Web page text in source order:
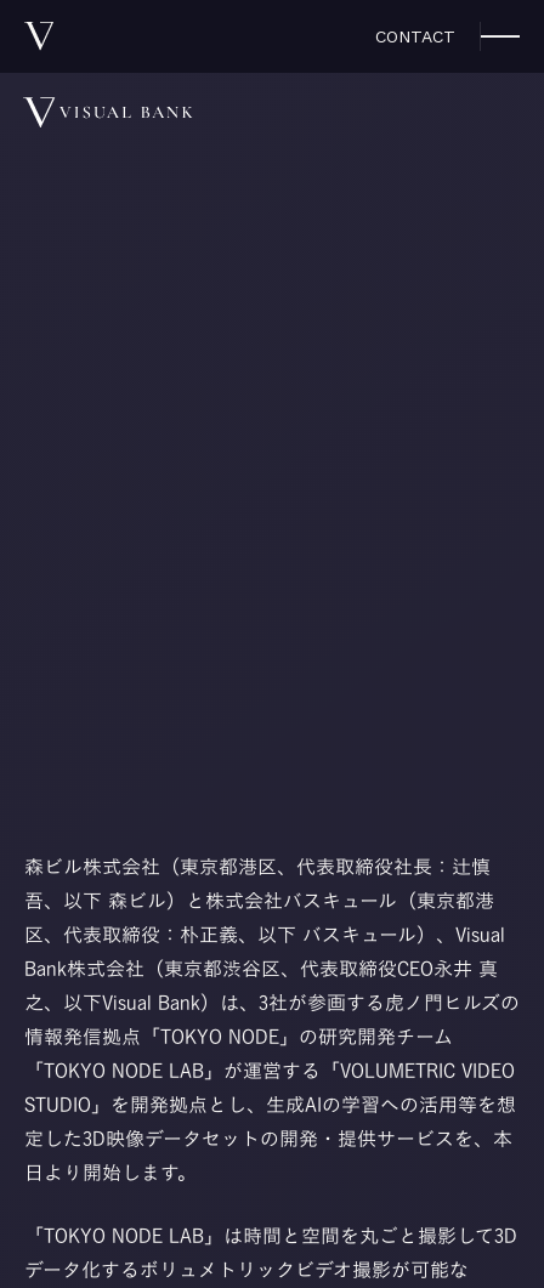
森ビル株式会社（東京都港区、代表取締役社長：辻慎
吾、以下 森ビル）と株式会社バスキュール（東京都港
区、代表取締役：朴正義、以下 バスキュール）、Visual
Bank株式会社（東京都渋谷区、代表取締役CEO永井 真
之、以下Visual Bank）は、3社が参画する虎ノ門ヒルズの
情報発信拠点「TOKYO NODE」の研究開発チーム
「TOKYO NODE LAB」が運営する「VOLUMETRIC VIDEO
STUDIO」を開発拠点とし、生成AIの学習への活用等を想
定した3D映像データセットの開発・提供サービスを、本
日より開始します。
「TOKYO NODE LAB」は時間と空間を丸ごと撮影して3D
データ化するボリュメトリックビデオ撮影が可能な
CONTACT